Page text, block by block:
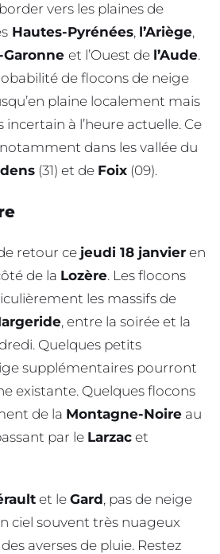
vers les plaines de
Hautes-Pyrénées, l’Ariège,
et l’Ouest de l’Aude.
de flocons de neige
plaine localement mais
incertain à l’heure actuelle. Ce
dans les vallée du
(31) et de Foix (09).
retour ce jeudi 18 janvier en
de la Lozère. Les flocons
les massifs de
, entre la soirée et la
Quelques petits
supplémentaires pourront
existante. Quelques flocons
de la Montagne-Noire au
par le Larzac et
et le Gard, pas de neige
ciel souvent très nuageux
averses de pluie. Restez